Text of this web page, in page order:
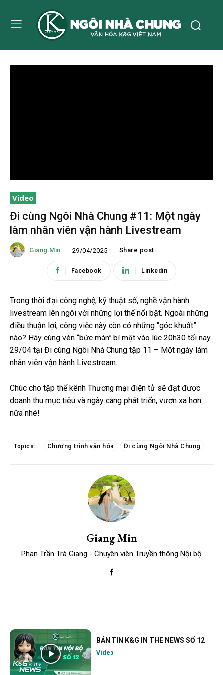
Video
Đi cùng Ngôi Nhà Chung #11: Một ngày
làm nhân viên vận hành Livestream
Giang Min 29/04/2025 Share post:
Facebook Linkedin
Trong thời đại công nghệ, kỹ thuật số, nghề vận hành
livestream lên ngôi với những lợi thế nổi bật. Ngoài những
điều thuận lợi, công việc này còn có những “góc khuất”
nào? Hãy cùng vén “bức màn” bí mật vào lúc 20h30 tối nay
29/04 tại Đi cùng Ngôi Nhà Chung tập 11 – Một ngày làm
nhân viên vận hành Livestream.
Chúc cho tập thể kênh Thương mại điện tử sẽ đạt được
doanh thu mục tiêu và ngày càng phát triển, vươn xa hơn
nữa nhé!
Topics: Chương trình văn hóa Đi cùng Ngôi Nhà Chung
Giang Min
Phan Trần Trà Giang - Chuyên viên Truyền thông Nội bộ
BẢN TIN K&G IN THE NEWS SỐ 12
Video